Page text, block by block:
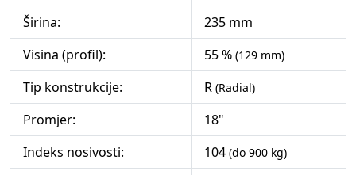
Širina:
235 mm
Visina (profil):
55 % (129 mm)
Tip konstrukcije: R (Radial)
Promjer:
18"
Indeks nosivosti:
104 (do 900 kg)